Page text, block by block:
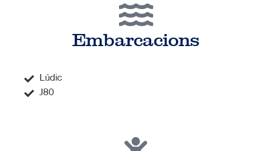
Embarcacions
Lúdic
J80